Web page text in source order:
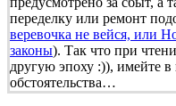
переделку или ремонт
веревочка не вейся, или
законы). Так что при
другую эпоху :)), имейте
обстоятельства…